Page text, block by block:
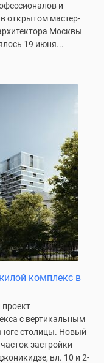
и
открытом мастер-
Москвы
19 июня...
комплекс в
с вертикальным
юге столицы. Новый
застройки
вл. 10 и 2-